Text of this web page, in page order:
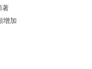
著
增加